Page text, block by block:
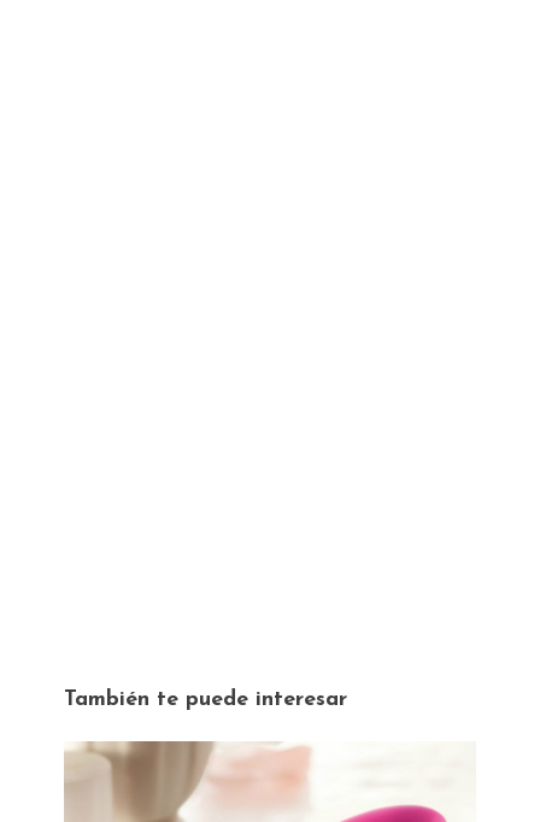
También te puede interesar